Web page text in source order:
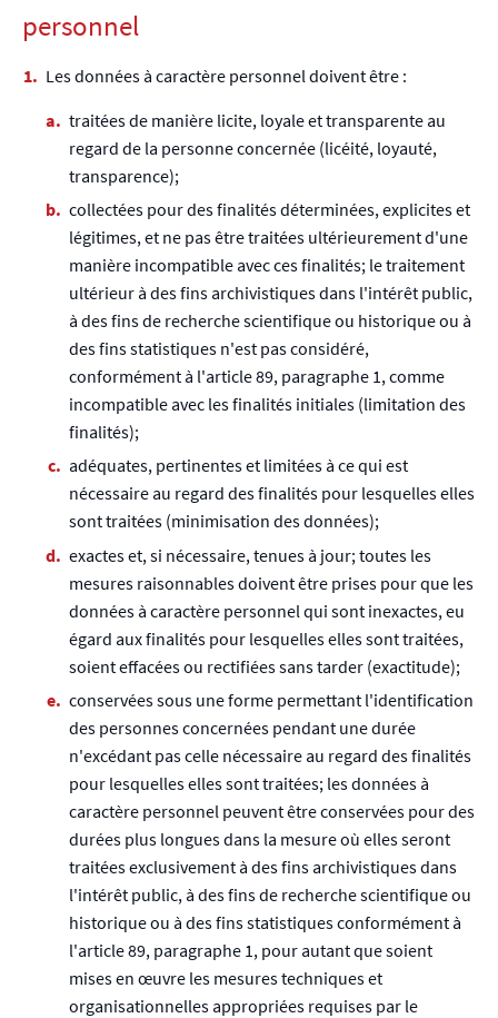
personnel
Les données à caractère personnel doivent être :
traitées de manière licite, loyale et transparente au
regard de la personne concernée (licéité, loyauté,
transparence);
collectées pour des finalités déterminées, explicites et
légitimes, et ne pas être traitées ultérieurement d'une
manière incompatible avec ces finalités; le traitement
ultérieur à des fins archivistiques dans l'intérêt public,
à des fins de recherche scientifique ou historique ou à
des fins statistiques n'est pas considéré,
conformément à l'article 89, paragraphe 1, comme
incompatible avec les finalités initiales (limitation des
finalités);
adéquates, pertinentes et limitées à ce qui est
nécessaire au regard des finalités pour lesquelles elles
sont traitées (minimisation des données);
exactes et, si nécessaire, tenues à jour; toutes les
mesures raisonnables doivent être prises pour que les
données à caractère personnel qui sont inexactes, eu
égard aux finalités pour lesquelles elles sont traitées,
soient effacées ou rectifiées sans tarder (exactitude);
conservées sous une forme permettant l'identification
des personnes concernées pendant une durée
n'excédant pas celle nécessaire au regard des finalités
pour lesquelles elles sont traitées; les données à
caractère personnel peuvent être conservées pour des
durées plus longues dans la mesure où elles seront
traitées exclusivement à des fins archivistiques dans
l'intérêt public, à des fins de recherche scientifique ou
historique ou à des fins statistiques conformément à
l'article 89, paragraphe 1, pour autant que soient
mises en œuvre les mesures techniques et
organisationnelles appropriées requises par le